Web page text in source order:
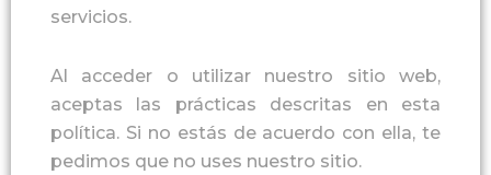
servicios.
Al acceder o utilizar nuestro sitio web,
aceptas las prácticas descritas en esta
política. Si no estás de acuerdo con ella, te
pedimos que no uses nuestro sitio.